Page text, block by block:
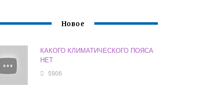
Новое
КАКОГО КЛИМАТИЧЕСКОГО ПОЯСА
НЕТ
5906